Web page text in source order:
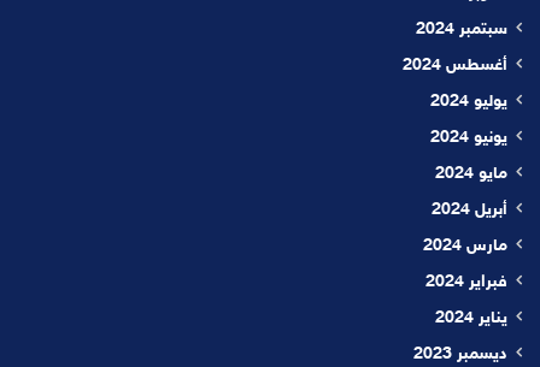
سبتمبر 2024
أغسطس 2024
يوليو 2024
يونيو 2024
مايو 2024
أبريل 2024
مارس 2024
فبراير 2024
يناير 2024
ديسمبر 2023